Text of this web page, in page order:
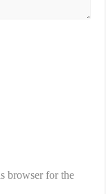
browser for the